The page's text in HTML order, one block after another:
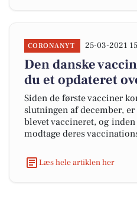
CORONANYT 25-03-2021
Den danske
du et opdateret
Siden de første vacciner
slutningen af december,
blevet vaccineret, og
modtage deres
Læs hele artiklen her